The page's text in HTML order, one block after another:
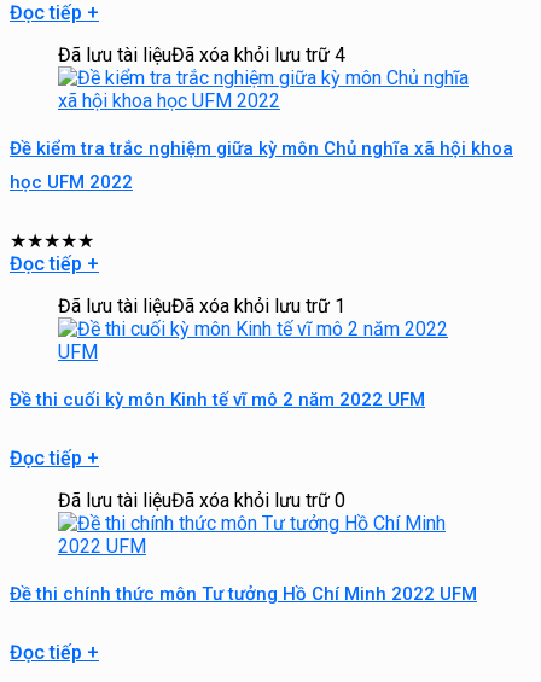
Đọc tiếp +
Đã lưu tài liệuĐã xóa khỏi lưu trữ 4
Đề kiểm tra trắc nghiệm giữa kỳ môn Chủ nghĩa xã hội khoa
học UFM 2022
★★★★★
Đọc tiếp +
Đã lưu tài liệuĐã xóa khỏi lưu trữ 1
Đề thi cuối kỳ môn Kinh tế vĩ mô 2 năm 2022 UFM
Đọc tiếp +
Đã lưu tài liệuĐã xóa khỏi lưu trữ 0
Đề thi chính thức môn Tư tưởng Hồ Chí Minh 2022 UFM
Đọc tiếp +